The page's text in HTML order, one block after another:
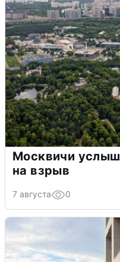
Москвичи
на взрыв
7 августа 0